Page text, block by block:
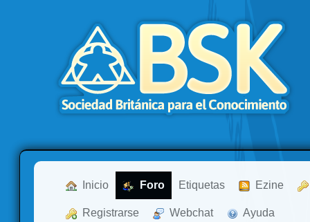
Inicio Foro Etiquetas Ezine
Registrarse Webchat Ayuda